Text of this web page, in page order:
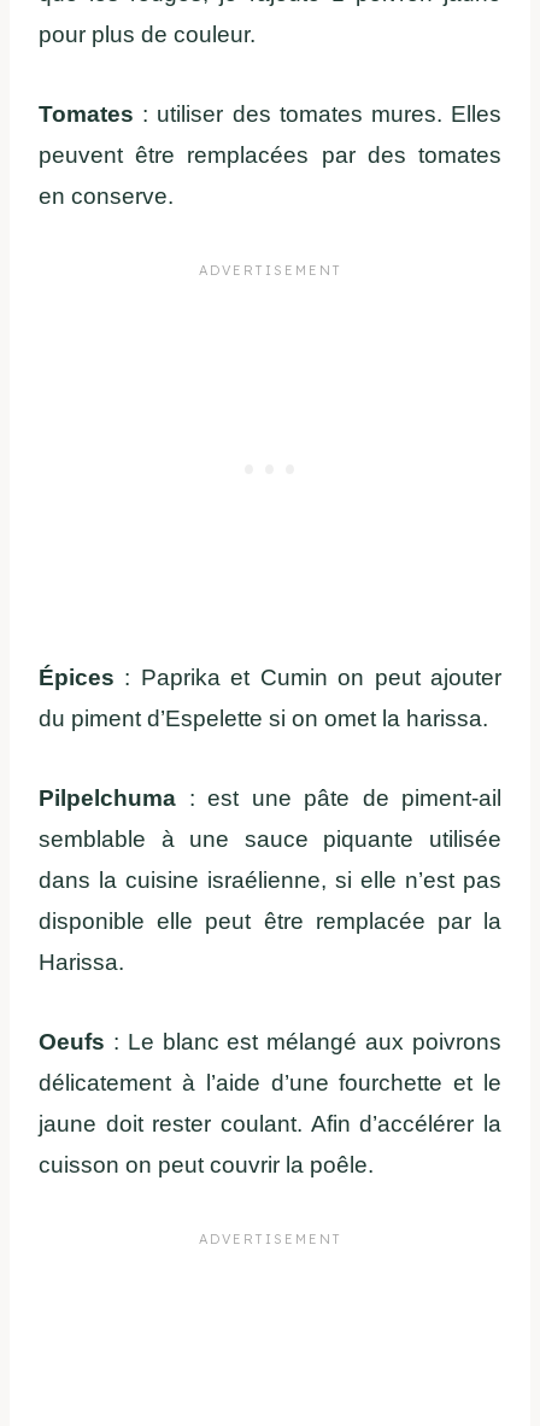
pour plus de couleur.
Tomates : utiliser des tomates mures. Elles
peuvent être remplacées par des tomates
en conserve.
Épices : Paprika et Cumin on peut ajouter
du piment d’Espelette si on omet la harissa.
Pilpelchuma : est une pâte de piment-ail
semblable à une sauce piquante utilisée
dans la cuisine israélienne, si elle n’est pas
disponible elle peut être remplacée par la
Harissa.
Oeufs : Le blanc est mélangé aux poivrons
délicatement à l’aide d’une fourchette et le
jaune doit rester coulant. Afin d’accélérer la
cuisson on peut couvrir la poêle.